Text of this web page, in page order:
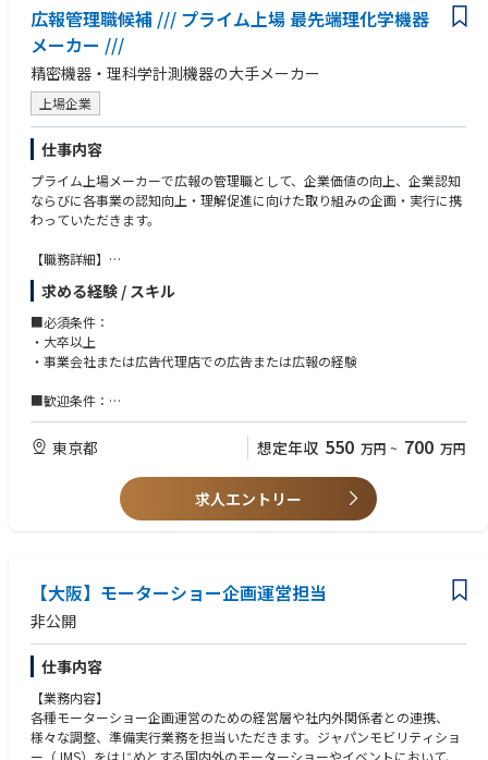
がりを持ち、社会への貢献を実感できる
・PR会社出身メンバーや長年当社の広報に携わったメンバーがおり、幅広
い視点での広報知識の習得ができる
・新たなチャレンジやスキル獲得を支援する仕組みがあり、スキルアップ
ができる
例）経営戦略、財務・管理会計、事業投資・事業計画などの幅広い知識
【キャリアパス】
理解を深め、広報チームの既存メンバーとともに広報実務を進めていただ
きます。
その後、チーム運営管理・経営広報・PR活動全般のマネジメント手法を習
ッチボールを経て校了迄を実施
・ニュースリリースの公開作業の実施
・公開後の問い合わせ対応
・公開したニュースリリースの社内報記事を作成し、WEB社内報へ掲載
【報道向けイベントの企画・運営】
・事業側と相談のうえ、報道向けイベントを企画
・イベントに向けたキックオフ～開催までの段取りや当日運営
・開催後の報道関係者へのフォロー
【日常の報道関係ほか問い合わせ対応】
関係各所と連携をとりながら対応
をとりながら対応
・報道関係者からの取材・撮影要請に対し、該当部署と連携をとり、取材
撮影当日の帯同、事後の記事内容確認などを通して当社が適正に評価され
るアウトプットを目指す
【リスク案件への対応】
・リスク案件発声の際は、主に対応するマネージャーを補佐しながら当社
広報管理職候補 /// プライム上場 最先端理化学機器
メーカー ///
精密機器・理科学計測機器の大手メーカー
上場企業
仕事内容
プライム上場メーカーで広報の管理職として、企業価値の向上、企業認知
ならびに各事業の認知向上・理解促進に向けた取り組みの企画・実行に携
わっていただきます。
【職務詳細】
・プレスリリースの作成と配信
・プレス向けの発表会や記者会見対応
・メディアリレーションの構築、取材依頼やインタビューの調整
・社内報制作
・統合報告書作成
す。
・ＳＮＳ等を活用した対外発信の企画、立案、コンテンツ作成
・展示会などのイベントを企画・運営 等
求める経験 / スキル
■必須条件：
・大卒以上
・事業会社または広告代理店での広告または広報の経験
■歓迎条件：
・マネジメント経験（またはそれに値する実務経験）
・英語力（初級以上）
東京都 想定年収 550 万円 ~ 700 万円
求人エントリー
【大阪】モーターショー企画運営担当
非公開
仕事内容
【業務内容】
各種モーターショー企画運営のための経営層や社内外関係者との連携、
様々な調整、準備実行業務を担当いただきます。ジャパンモビリティショ